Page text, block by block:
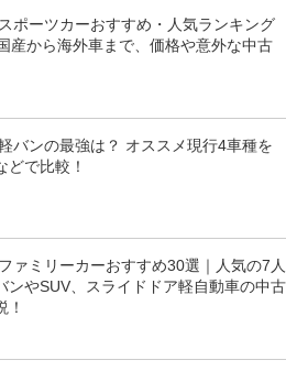
ポーツカーおすすめ・人気ランキング
産から海外車まで、価格や意外な中古
バンの最強は？ オススメ現行4車種を
どで比較！
ァミリーカーおすすめ30選｜人気の7人
ンやSUV、スライドドア軽自動車の中古
！